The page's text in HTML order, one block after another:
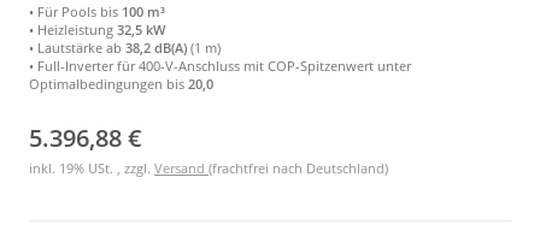
• Für Pools bis 100 m³
• Heizleistung 32,5 kW
• Lautstärke ab 38,2 dB(A) (1 m)
• Full-Inverter für 400-V-Anschluss mit COP-Spitzenwert unter
Optimalbedingungen bis 20,0
5.396,88 €
inkl. 19% USt. , zzgl. Versand (frachtfrei nach Deutschland)